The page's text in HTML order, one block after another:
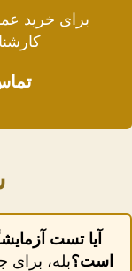
برای خرید
تماس:
آیا تست
است؟بله،